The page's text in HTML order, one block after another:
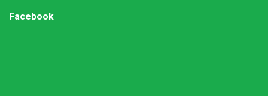
Facebook